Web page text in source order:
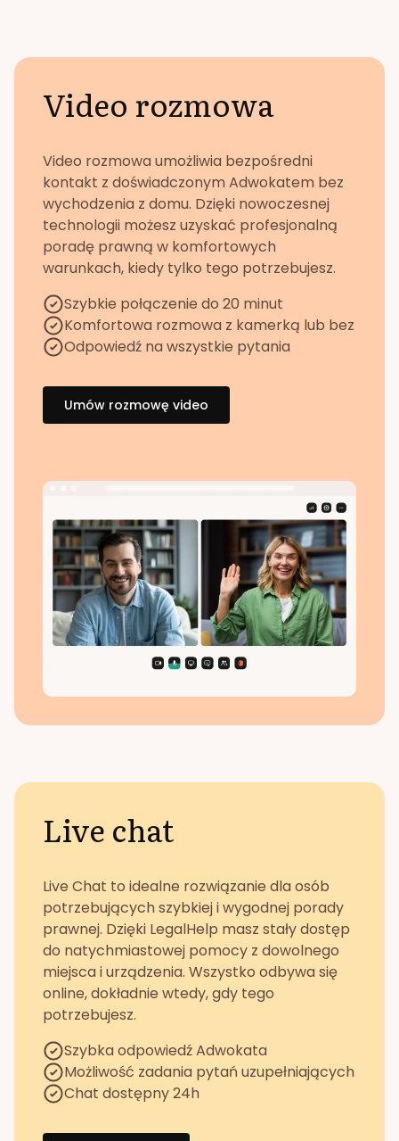
Video rozmowa
Video rozmowa umożliwia bezpośredni
kontakt z doświadczonym Adwokatem bez
wychodzenia z domu. Dzięki nowoczesnej
technologii możesz uzyskać profesjonalną
poradę prawną w komfortowych
warunkach, kiedy tylko tego potrzebujesz.
Szybkie połączenie do 20 minut
Komfortowa rozmowa z kamerką lub bez
Odpowiedź na wszystkie pytania
Umów rozmowę video
Live chat
Live Chat to idealne rozwiązanie dla osób
potrzebujących szybkiej i wygodnej porady
prawnej. Dzięki LegalHelp masz stały dostęp
do natychmiastowej pomocy z dowolnego
miejsca i urządzenia. Wszystko odbywa się
online, dokładnie wtedy, gdy tego
potrzebujesz.
Szybka odpowiedź Adwokata
Możliwość zadania pytań uzupełniających
Chat dostępny 24h